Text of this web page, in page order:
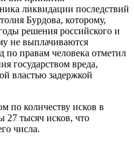
ликвидации последствий
Бурдова, которому,
решения российского и
не выплачиваются
правам человека отметил
государством вреда,
властью задержкой
по количеству исков в
тысяч исков, что
числа.